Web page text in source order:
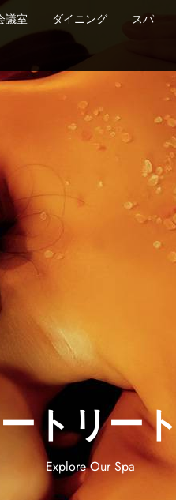
議室 ダイニング スパ
トリー
Explore Our Spa